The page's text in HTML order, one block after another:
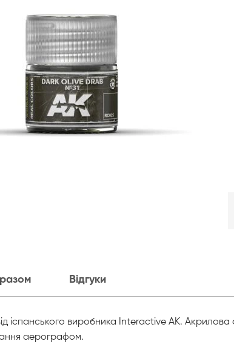
Відгуки
іспанського виробника Interactive AK.
аерографом.